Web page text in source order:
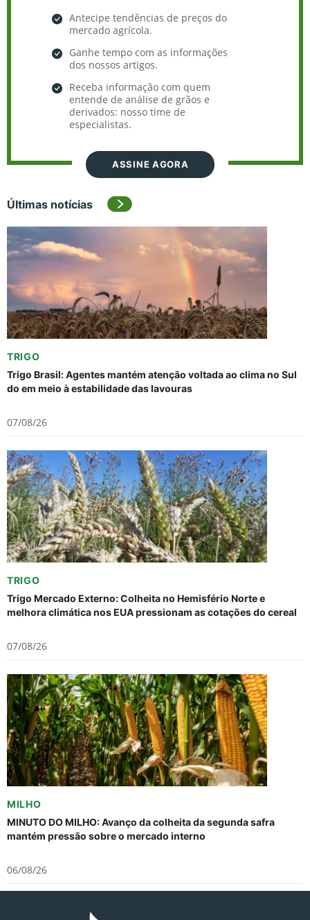
Antecipe tendências de preços do
mercado agrícola.
Ganhe tempo com as informações
dos nossos artigos.
Receba informação com quem
entende de análise de grãos e
derivados: nosso time de
especialistas.
ASSINE AGORA
Últimas notícias
TRIGO
Trigo Brasil: Agentes mantém atenção voltada ao clima no Sul
do em meio à estabilidade das lavouras
07/08/26
TRIGO
Trigo Mercado Externo: Colheita no Hemisfério Norte e
melhora climática nos EUA pressionam as cotações do cereal
07/08/26
MILHO
MINUTO DO MILHO: Avanço da colheita da segunda safra
mantém pressão sobre o mercado interno
06/08/26